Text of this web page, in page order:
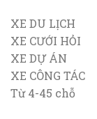
XE DU LỊCH
XE CƯỚI HỎI
XE DỰ ÁN
XE CÔNG TÁC
Từ 4-45 chỗ